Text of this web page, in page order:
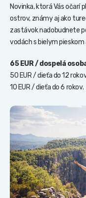
Novinka, ktorá Vás očarí
ostrov, známy aj ako
zastávok nadobudnete
vodách s bielym
65 EUR / dospelá
50 EUR / dieťa do 12
10 EUR / dieťa do 6 rokov.